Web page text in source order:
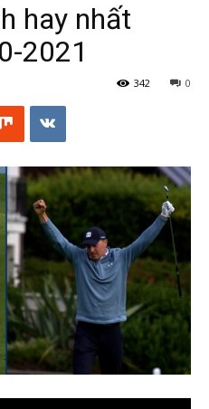
hay nhất
2021
0
342